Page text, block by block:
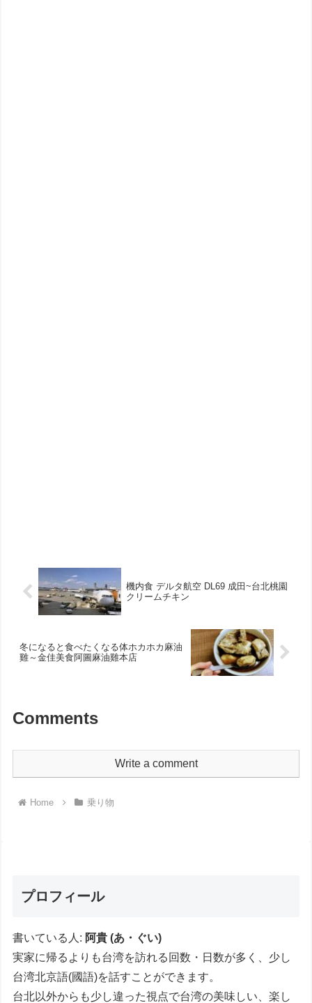
機内食 デルタ航空 DL69 成田~台北桃園
クリームチキン
冬になると食べたくなる体ホカホカ麻油
雞～金佳美食阿圖麻油雞本店
Comments
Write a comment
Home 乗り物
プロフィール
書いている人: 阿貴 (あ・ぐい)
実家に帰るよりも台湾を訪れる回数・日数が多く、少し
台湾北京語(國語)を話すことができます。
台北以外からも少し違った視点で台湾の美味しい、楽し